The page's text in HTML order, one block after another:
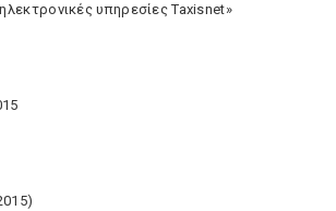
υπηρεσίες Taxisnet»